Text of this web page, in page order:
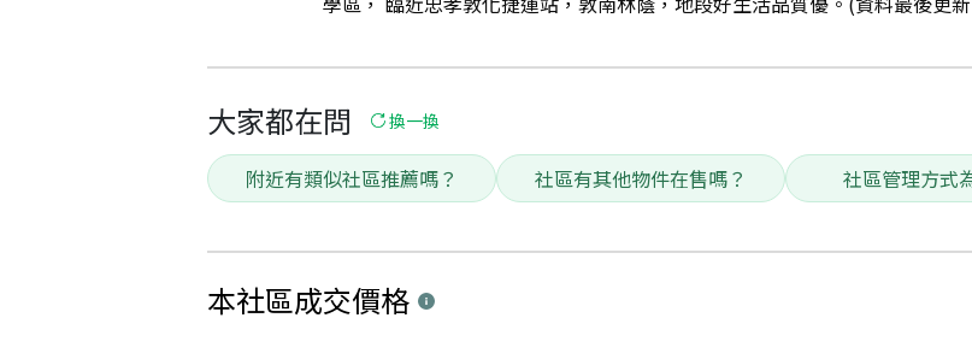
大家都在問 換一換
附近有類似社區推薦嗎？ 社區有其他物件在售嗎？ 社區管理方式
本社區成交價格